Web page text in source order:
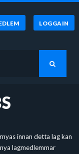
LOGGA IN
innan detta lag kan
lagmedlemmar